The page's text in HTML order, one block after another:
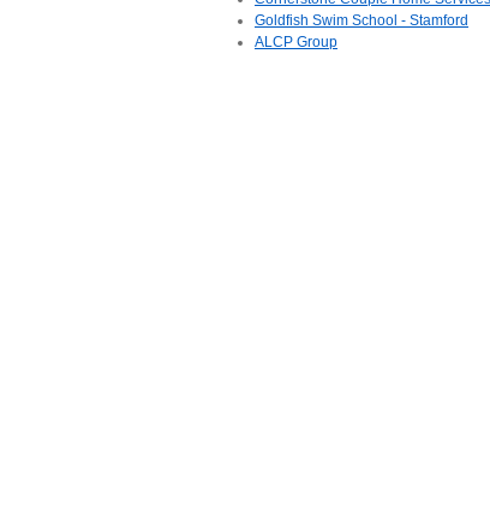
Goldfish Swim School - Stamford
ALCP Group